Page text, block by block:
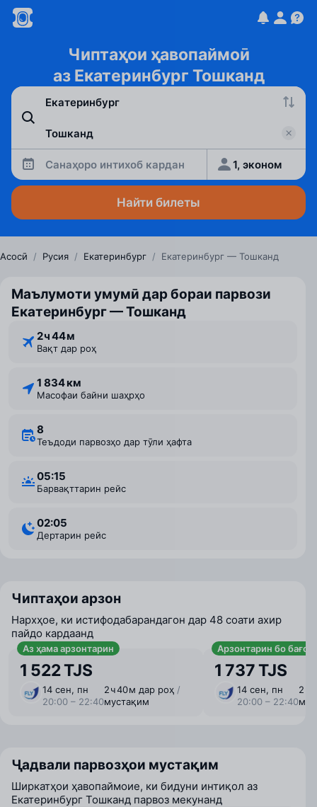
Чиптаҳои ҳавопаймоӣ
аз Екатеринбург Тошканд
Санаҳоро интихоб кардан 1, эконом
Найти билеты
Асосӣ / Русия / Екатеринбург / Екатеринбург — Тошканд
Маълумоти умумӣ дар бораи парвози
Екатеринбург — Тошканд
2 ⁠ч 44 ⁠м
Вақт дар роҳ
1 834 км
Масофаи байни шаҳрҳо
8
Теъдоди парвозҳо дар тӯли ҳафта
05:15
Барвақттарин рейс
02:05
Дертарин рейс
Чиптаҳои арзон
Нархҳое, ки истифодабарандагон дар 48 соати ахир
пайдо кардаанд
Аз ҳама арзонтарин
1 522 TJS
14 сен, пн
20:00 – 22:40
2 ⁠ч 40 ⁠м дар роҳ /
мустақим
Арзонтарин бо бағоҷ
1 737 TJS
14 сен, пн
20:00 – 22:40
2 ⁠ч
Ҷадвали парвозҳои мустақим
Ширкатҳои ҳавопаймоие, ки бидуни интиқол аз
Екатеринбург Тошканд парвоз мекунанд